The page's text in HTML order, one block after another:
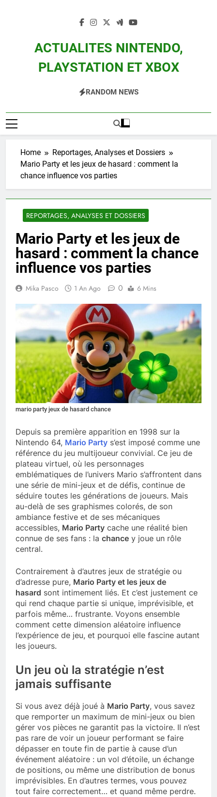
ACTUALITES NINTENDO,
PLAYSTATION ET XBOX
Zelda, Splatoon, Pokemon Entre Autres
RANDOM NEWS
Home
Reportages, Analyses et Dossiers
Mario Party et les jeux de hasard : comment la
chance influence vos parties
REPORTAGES, ANALYSES ET DOSSIERS
Mario Party et les jeux de
hasard : comment la chance
influence vos parties
Mika Pasco 1 An Ago 0 6 Mins
mario party jeux de hasard chance
Depuis sa première apparition en 1998 sur la
Nintendo 64, Mario Party s’est imposé comme une
référence du jeu multijoueur convivial. Ce jeu de
plateau virtuel, où les personnages
emblématiques de l’univers Mario s’affrontent dans
une série de mini-jeux et de défis, continue de
séduire toutes les générations de joueurs. Mais
au-delà de ses graphismes colorés, de son
ambiance festive et de ses mécaniques
accessibles, Mario Party cache une réalité bien
connue de ses fans : la chance y joue un rôle
central.
Contrairement à d’autres jeux de stratégie ou
d’adresse pure, Mario Party et les jeux de
hasard sont intimement liés. Et c’est justement ce
qui rend chaque partie si unique, imprévisible, et
parfois même… frustrante. Voyons ensemble
comment cette dimension aléatoire influence
l’expérience de jeu, et pourquoi elle fascine autant
les joueurs.
Un jeu où la stratégie n’est
jamais suffisante
Si vous avez déjà joué à Mario Party, vous savez
que remporter un maximum de mini-jeux ou bien
gérer vos pièces ne garantit pas la victoire. Il n’est
pas rare de voir un joueur performant se faire
dépasser en toute fin de partie à cause d’un
événement aléatoire : un vol d’étoile, un échange
de positions, ou même une distribution de bonus
imprévisibles. En d’autres termes, vous pouvez
tout faire correctement… et quand même perdre.